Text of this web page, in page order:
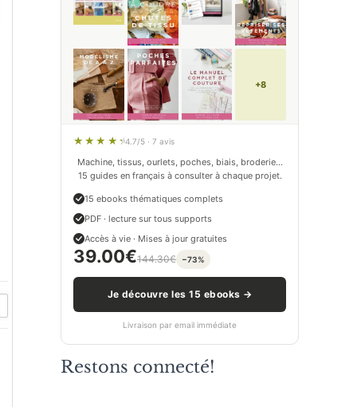
+8
4.7/5 · 7 avis
Machine, tissus, ourlets, poches, biais, broderie…
15 guides en français à consulter à chaque projet.
15 ebooks thématiques complets
PDF · lecture sur tous supports
Accès à vie · Mises à jour gratuites
39.00€144.30€ −73%
Je découvre les 15 ebooks →
Livraison par email immédiate
Restons connecté!